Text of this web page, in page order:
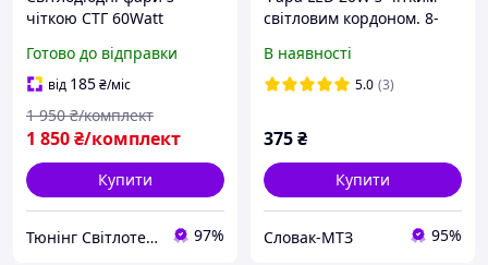
чіткою СТГ 60Watt
вогні додаткові дхо денні
огні для авто/мото
Готово до відправки
від 185₴/міс
1 850₴/комплект
1 950 ₴/комплект
Купити
Тюнінг Світлотехніка Інтернет-Магазин 97%
світловим кордоном. 8-
(+280%)ближній +
дальній. 2 кольори
В наявності
5.0 (3)
375₴
Купити
Словак-МТЗ 95%